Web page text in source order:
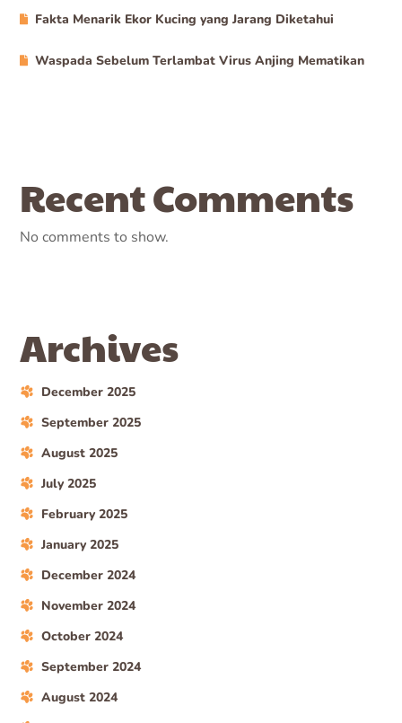
Fakta Menarik Ekor Kucing yang Jarang Diketahui
Waspada Sebelum Terlambat Virus Anjing Mematikan
Recent Comments
No comments to show.
Archives
December 2025
September 2025
August 2025
July 2025
February 2025
January 2025
December 2024
November 2024
October 2024
September 2024
August 2024